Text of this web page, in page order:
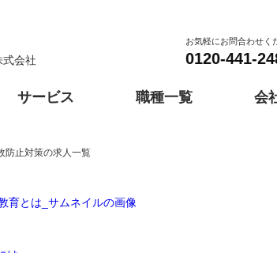
式会社
お気軽にお問合わせく
0120-441-
埼玉
大阪
サービス 職種一覧 会
崎事業所
ア派遣対応 茨城エリア派遣対応
防止対策の求人一覧